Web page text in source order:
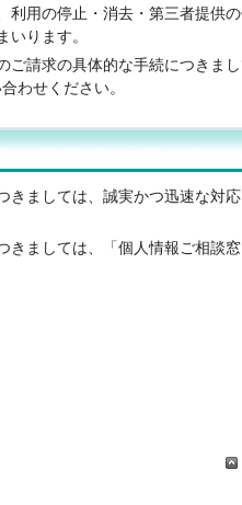
用の停止・消去・第三者提供
ります。
請求の具体的な手続につきま
わせください。
ましては、誠実かつ迅速な対
きましては、「個人情報ご相談